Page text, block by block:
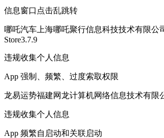
信息窗口点击乱跳转
哪吒汽车上海哪吒聚行信息科技技术有限公
Store3.7.9
违规收集个人信息
App 强制、频繁、过度索取权限
龙易运势福建网龙计算机网络信息技术有限
违规收集个人信息
App 频繁自启动和关联启动